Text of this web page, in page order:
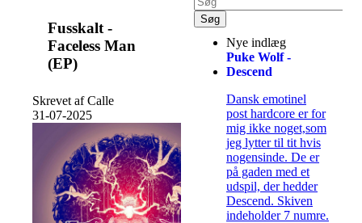
Fusskalt -
Faceless Man
(EP)
Skrevet af Calle
31-07-2025
Nye indlæg
Puke Wolf -
Descend
Dansk emotinel
post hardcore er for
mig ikke noget,som
jeg lytter til tit hvis
nogensinde. De er
på gaden med et
udspil, der hedder
Descend. Skiven
indeholder 7 numre.